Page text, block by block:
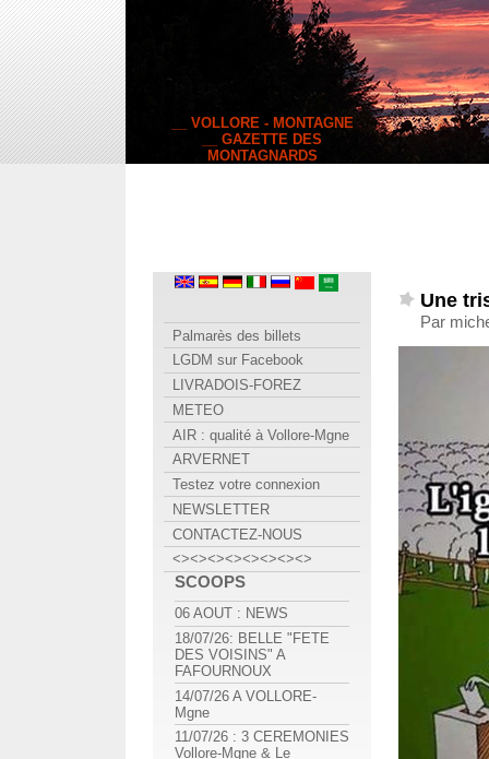
__ VOLLORE - MONTAGNE
__ GAZETTE DES
MONTAGNARDS
Une
Par
Palmarès des billets
LGDM sur Facebook
LIVRADOIS-FOREZ
METEO
AIR : qualité à Vollore-Mgne
ARVERNET
Testez votre connexion
NEWSLETTER
CONTACTEZ-NOUS
<><><><><><><><>
SCOOPS
06 AOUT : NEWS
18/07/26: BELLE "FETE
DES VOISINS" A
FAFOURNOUX
14/07/26 A VOLLORE-
Mgne
11/07/26 : 3 CEREMONIES
Vollore-Mgne & Le